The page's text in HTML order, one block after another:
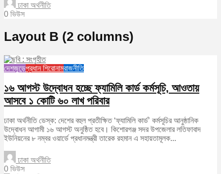
ঢাকা অর্থনীতি
0 ভিউস
Layout B (2 columns)
দেশজুড়েপ্রধান শিরোনামরাজনীতি
১৬ আগস্ট উদ্বোধন হচ্ছে ফ্যামিলি কার্ড কর্মসূচি, আওতায়
আসবে ১ কোটি ৬০ লাখ পরিবার
ঢাকা অর্থনীতি ডেস্ক: দেশের বহুল প্রতীক্ষিত ‘ফ্যামিলি কার্ড’ কর্মসূচির আনুষ্ঠানিক
উদ্বোধন আগামী ১৬ আগস্ট অনুষ্ঠিত হবে। কিশোরগঞ্জ সদর উপজেলার লতিফাবাদ
ইউনিয়নের ৮ নম্বর ওয়ার্ডে প্রধানমন্ত্রী তারেক রহমান এ সহায়তামূলক...
ঢাকা অর্থনীতি
0 ভিউস